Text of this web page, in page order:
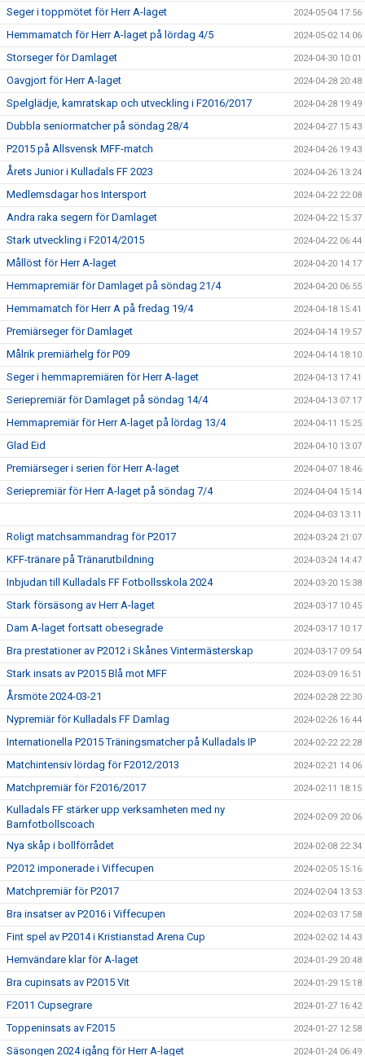
Seger i toppmötet för Herr A-laget 2024-05-04 17:56
Hemmamatch för Herr A-laget på lördag 4/5 2024-05-02 14:06
Storseger för Damlaget 2024-04-30 10:01
Oavgjort för Herr A-laget 2024-04-28 20:48
Spelglädje, kamratskap och utveckling i F2016/2017 2024-04-28 19:49
Dubbla seniormatcher på söndag 28/4 2024-04-27 15:43
P2015 på Allsvensk MFF-match 2024-04-26 19:43
Årets Junior i Kulladals FF 2023 2024-04-26 13:24
Medlemsdagar hos Intersport 2024-04-22 22:08
Andra raka segern för Damlaget 2024-04-22 15:37
Stark utveckling i F2014/2015 2024-04-22 06:44
Mållöst för Herr A-laget 2024-04-20 14:17
Hemmapremiär för Damlaget på söndag 21/4 2024-04-20 06:55
Hemmamatch för Herr A på fredag 19/4 2024-04-18 15:41
Premiärseger för Damlaget 2024-04-14 19:57
Målrik premiärhelg för P09 2024-04-14 18:10
Seger i hemmapremiären för Herr A-laget 2024-04-13 17:41
Seriepremiär för Damlaget på söndag 14/4 2024-04-13 07:17
Hemmapremiär för Herr A-laget på lördag 13/4 2024-04-11 15:25
Glad Eid 2024-04-10 13:07
Premiärseger i serien för Herr A-laget 2024-04-07 18:46
Seriepremiär för Herr A-laget på söndag 7/4 2024-04-04 15:14
2024-04-03 13:11
Roligt matchsammandrag för P2017 2024-03-24 21:07
KFF-tränare på Tränarutbildning 2024-03-24 14:47
Inbjudan till Kulladals FF Fotbollsskola 2024 2024-03-20 15:38
Stark försäsong av Herr A-laget 2024-03-17 10:45
Dam A-laget fortsatt obesegrade 2024-03-17 10:17
Bra prestationer av P2012 i Skånes Vintermästerskap 2024-03-17 09:54
Stark insats av P2015 Blå mot MFF 2024-03-09 16:51
Årsmöte 2024-03-21 2024-02-28 22:30
Nypremiär för Kulladals FF Damlag 2024-02-26 16:44
Internationella P2015 Träningsmatcher på Kulladals IP 2024-02-22 22:28
Matchintensiv lördag för F2012/2013 2024-02-21 14:06
Matchpremiär för F2016/2017 2024-02-11 18:15
Kulladals FF stärker upp verksamheten med ny
Barnfotbollscoach
2024-02-09 20:06
Nya skåp i bollförrådet 2024-02-08 22:34
P2012 imponerade i Viffecupen 2024-02-05 15:16
Matchpremiär för P2017 2024-02-04 13:53
Bra insatser av P2016 i Viffecupen 2024-02-03 17:58
Fint spel av P2014 i Kristianstad Arena Cup 2024-02-02 14:43
Hemvändare klar för A-laget 2024-01-29 20:48
Bra cupinsats av P2015 Vit 2024-01-29 15:18
F2011 Cupsegrare 2024-01-27 16:42
Toppeninsats av F2015 2024-01-27 12:58
Säsongen 2024 igång för Herr A-laget 2024-01-24 06:49